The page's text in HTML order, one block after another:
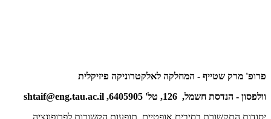
פרופ' מרק שטייף - המחלקה לאלקטרוניקה פיזיקלית
וולפסון - הנדסת חשמל, 126, טל' 6405905,
shtaif@eng.tau.ac.il
יסודות התקשורת בסיבים אופטיים. תופעות הקשורות לפרופוגציה